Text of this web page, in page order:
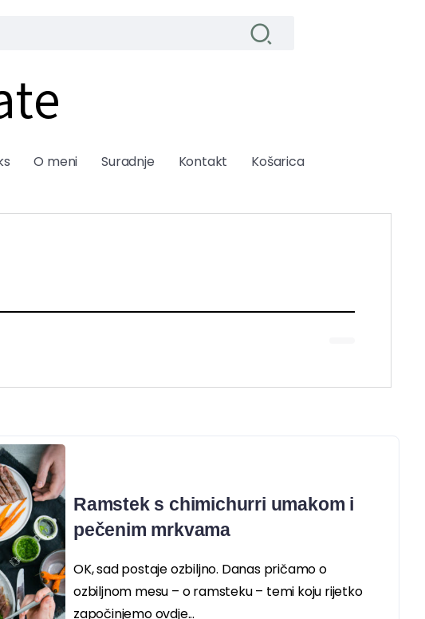
O meni Suradnje Kontakt Košarica
Ramstek s chimichurri umakom i
pečenim mrkvama
OK, sad postaje ozbiljno. Danas pričamo o
ozbiljnom mesu – o ramsteku – temi koju rijetko
započinjemo ovdje...